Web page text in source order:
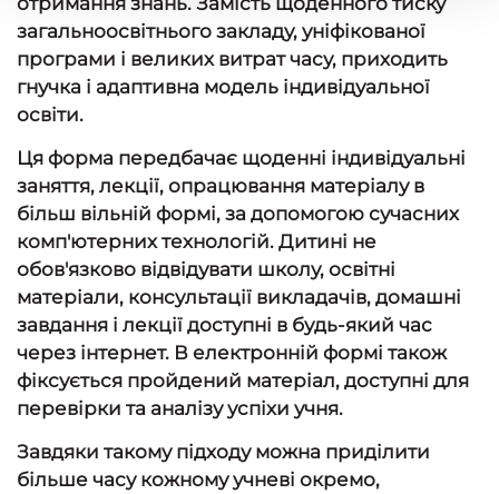
загальноосвітнього закладу, уніфікованої
програми і великих витрат часу, приходить
гнучка і адаптивна модель індивідуальної
освіти.
Ця форма передбачає щоденні індивідуальні
заняття, лекції, опрацювання матеріалу в
більш вільній формі, за допомогою сучасних
комп'ютерних технологій. Дитині не
обов'язково відвідувати школу, освітні
матеріали, консультації викладачів, домашні
завдання і лекції доступні в будь-який час
через інтернет. В електронній формі також
фіксується пройдений матеріал, доступні для
перевірки та аналізу успіхи учня.
Завдяки такому підходу можна приділити
більше часу кожному учневі окремо,